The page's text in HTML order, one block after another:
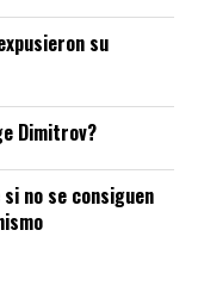
su
Dimitrov?
no se consiguen